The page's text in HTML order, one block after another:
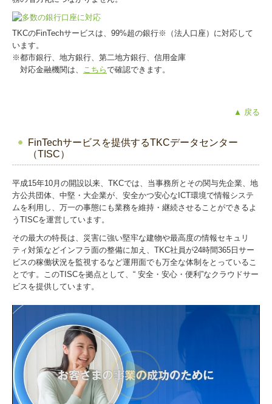
TKCのFinTechサービスは、99%超の銀行※（法人口座）に対応して
います。
※都市銀行、地方銀行、第二地方銀行、信用金庫
対応金融機関は、 こちらで確認できます。
▲ 戻る
FinTechサービスを提供するTKCデータセンター
（TISC）
平成15年10月の開設以来、TKCでは、当事務所とその関与先企業、地
方公共団体、中堅・大企業が、安全かつ安心なICT環境で情報システ
ムを利用し、万一の事態にも業務を維持・継続させることができるよ
うTISCを運営しています。
その最大の特長は、災害に強い堅牢な建物や最高度の情報セキュリ
ティ対策などインフラ面の整備に加え、TKC社員が24時間365日サー
ビスの稼働状況を監視するなど運用面でも万全な体制をとっているこ
とです。このTISCを拠点として、“ 安全・安心・便利”なクラウドサー
ビスを提供しています。